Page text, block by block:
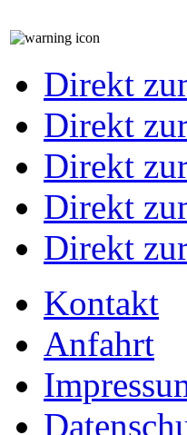
Direkt
Direkt
Direkt
Direkt
Direkt
Kontakt
Anfahrt